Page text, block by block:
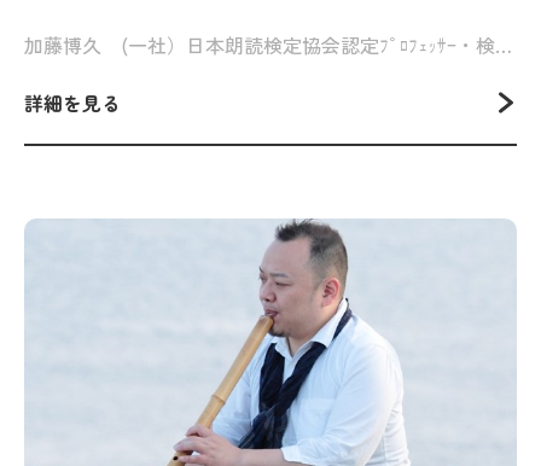
加藤博久 (一社）日本朗読検定協会認定ﾌﾟﾛﾌｪｯｻｰ・検定員
詳細を見る